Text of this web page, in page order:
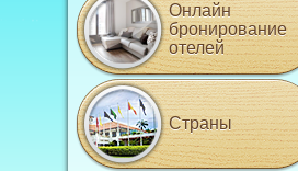
Онлайн
бронирование
отелей
Страны